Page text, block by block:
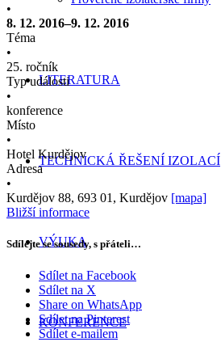
LITERATURA
TECHNICKÁ ŘEŠENÍ IZOLACÍ
VÝUKA
KONFERENCE
•
8. 12. 2016–9. 12. 2016
Téma
•
25. ročník
Typ události
•
konference
Místo
•
Hotel Kurdějov
Adresa
•
Kurdějov 88, 693 01, Kurdějov [mapa]
Bližší informace
Sdílejte se sousedy, s přáteli…
Sdílet na Facebook
Sdílet na X
Share on WhatsApp
Sdílet na Pinterest
Sdílet e-mailem